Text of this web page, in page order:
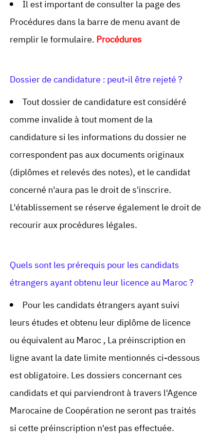
Il est important de consulter la page des
Procédures dans la barre de menu avant de
remplir le formulaire. Procédures
Dossier de candidature : peut-il être rejeté ?
Tout dossier de candidature est considéré
comme invalide à tout moment de la
candidature si les informations du dossier ne
correspondent pas aux documents originaux
(diplômes et relevés des notes), et le candidat
concerné n'aura pas le droit de s'inscrire.
L'établissement se réserve également le droit de
recourir aux procédures légales.
Quels sont les prérequis pour les candidats
étrangers ayant obtenu leur licence au Maroc ?
Pour les candidats étrangers ayant suivi
leurs études et obtenu leur diplôme de licence
ou équivalent au Maroc , La préinscription en
ligne avant la date limite mentionnés ci-dessous
est obligatoire. Les dossiers concernant ces
candidats et qui parviendront à travers l'Agence
Marocaine de Coopération ne seront pas traités
si cette préinscription n'est pas effectuée.